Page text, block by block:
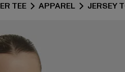
TEE APPAREL JERSEY